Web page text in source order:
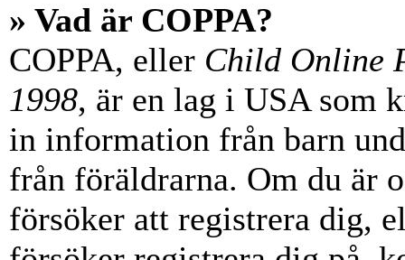
» Vad är COPPA?
COPPA, eller Child Online
1998, är en lag i USA som
in information från barn
från föräldrarna. Om du är
försöker att registrera dig,